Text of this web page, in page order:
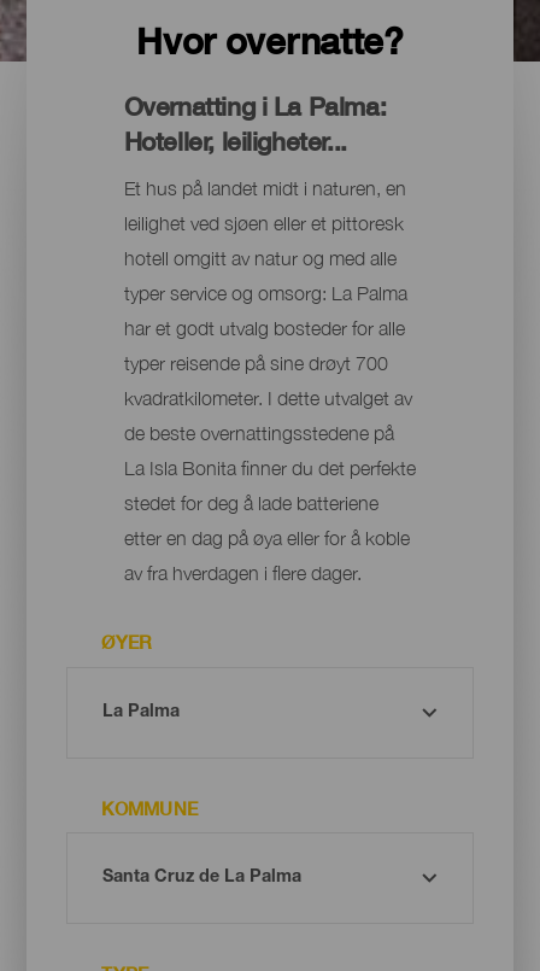
Hvor overnatte?
Overnatting i La Palma:
Hoteller, leiligheter...
Et hus på landet midt i naturen, en
leilighet ved sjøen eller et pittoresk
hotell omgitt av natur og med alle
typer service og omsorg: La Palma
har et godt utvalg bosteder for alle
typer reisende på sine drøyt 700
kvadratkilometer. I dette utvalget av
de beste overnattingsstedene på
La Isla Bonita finner du det perfekte
stedet for deg å lade batteriene
etter en dag på øya eller for å koble
av fra hverdagen i flere dager.
ØYER
KOMMUNE